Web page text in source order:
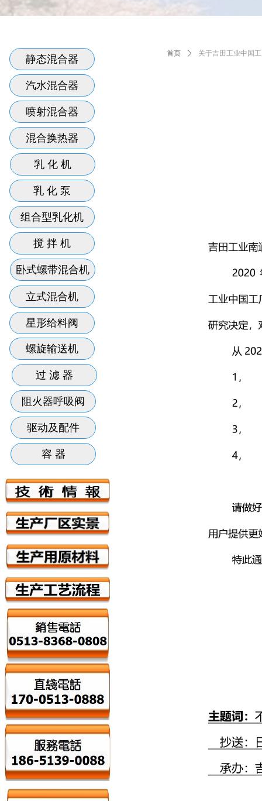
首页 ꄲ 关于吉田工业中国
组合型乳化机
立式混合机
螺旋输送机
乳 化 机
搅 拌 机
乳 化 泵
卧式螺带混合机
星形给料阀
喷射混合器
过 滤 器
静态混合器
容 器
汽水混合器
阻火器呼吸阀
混合换热器
驱动及配件